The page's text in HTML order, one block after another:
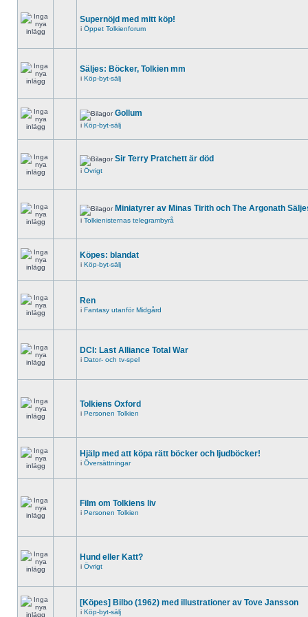
Supernöjd med mitt köp!
i Öppet Tolkienforum
Säljes: Böcker, Tolkien mm
i Köp-byt-sälj
Gollum
i Köp-byt-sälj
Sir Terry Pratchett är död
i Övrigt
Miniatyrer av Minas Tirith och The Argonath
i Tolkienisternas telegrambyrå
Köpes: blandat
i Köp-byt-sälj
Ren
i Fantasy utanför Midgård
DCI: Last Alliance Total War
i Dator- och tv-spel
Tolkiens Oxford
i Personen Tolkien
Hjälp med att köpa rätt böcker och ljudböcker!
i Översättningar
Film om Tolkiens liv
i Personen Tolkien
Hund eller Katt?
i Övrigt
[Köpes] Bilbo (1962) med illustrationer av Tove Jansson
i Köp-byt-sälj